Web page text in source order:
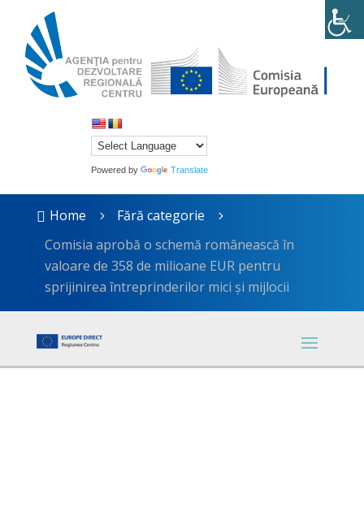
Powered by Translate
 Home 5 Fără categorie 5
Comisia aprobă o schemă românească în
valoare de 358 de milioane EUR pentru
sprijinirea întreprinderilor mici și mijlocii